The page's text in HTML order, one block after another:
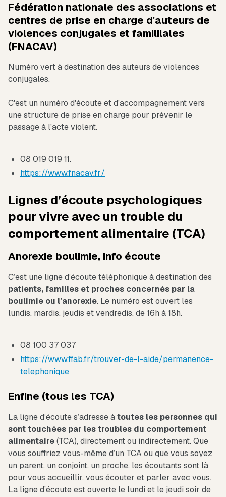
Fédération nationale des associations et
centres de prise en charge d'auteurs de
violences conjugales et famililales
(FNACAV)
Numéro vert à destination des auteurs de violences
conjugales.
C'est un numéro d'écoute et d'accompagnement vers
une structure de prise en charge pour prévenir le
passage à l'acte violent.
08 019 019 11.
https://www.fnacav.fr/
Lignes d’écoute psychologiques
pour vivre avec un trouble du
comportement alimentaire (TCA)
Anorexie boulimie, info écoute
C’est une ligne d’écoute téléphonique à destination des
patients, familles et proches concernés par la
boulimie ou l’anorexie. Le numéro est ouvert les
lundis, mardis, jeudis et vendredis, de 16h à 18h.
08 100 37 037
https://www.ffab.fr/trouver-de-l-aide/permanence-
telephonique
Enfine (tous les TCA)
La ligne d’écoute s’adresse àtoutes les personnes qui
sont touchées par les troubles du comportement
alimentaire(TCA), directement ou indirectement. Que
vous souffriez vous-même d’un TCA ou que vous soyez
un parent, un conjoint, un proche, les écoutants sont là
pour vous accueillir, vous écouter et parler avec vous.
La ligne d’écoute est ouverte le lundi et le jeudi soir de